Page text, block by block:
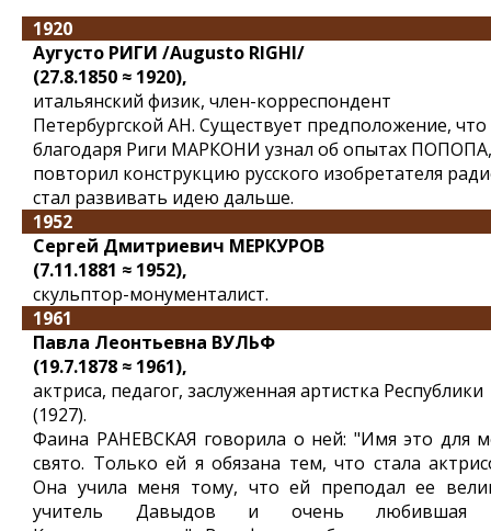
1920
Аугусто РИГИ /Augusto RIGHI/
(27.8.1850 ≈ 1920),
итальянский физик, член-корреспондент
Петербургской АН. Существует предположение, что
благодаря Риги МАРКОНИ узнал об опытах ПОПОПА,
повторил конструкцию русского изобретателя
стал развивать идею дальше.
1952
Сергей Дмитриевич МЕРКУРОВ
(7.11.1881 ≈ 1952),
скульптор-монументалист.
1961
Павла Леонтьевна ВУЛЬФ
(19.7.1878 ≈ 1961),
актриса, педагог, заслуженная артистка Республики
(1927).
Фаина РАНЕВСКАЯ говорила о ней: "Имя это для
свято. Только ей я обязана тем, что стала
Она учила меня тому, что ей преподал ее
учитель Давыдов и очень любившая